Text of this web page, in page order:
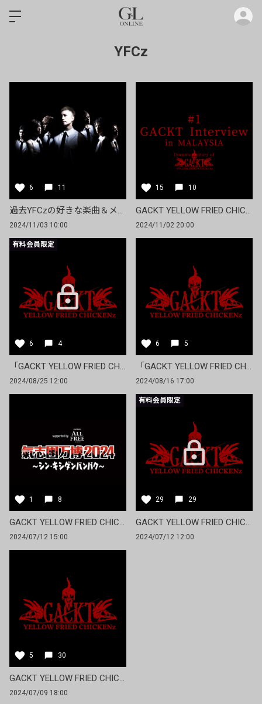
YFCz
6 11
過去YFCzの好きな楽曲＆メンバーアンケート！
2024/11/03 10:00
15 10
GACKT YELLOW FRIED CHICKENz Documentary #1「GACKT Interview in MALAYSIA」
2024/11/02 20:00
有料会員限定
6 4
「GACKT YELLOW FRIED CHICKENz〜紅燐朱舞愁狂乱宴〜」FC先着受付
2024/08/25 12:00
6 5
「GACKT YELLOW FRIED CHICKENz」期間限定活動再開！ticket board先行受付中!
2024/08/16 17:00
1 8
GACKT YELLOW FRIED CHICKENz「氣志團万博2024 ～シン・キシダンバンパク～ supported by ALL FREE」出演決定！
2024/07/12 15:00
有料会員限定
29 29
GACKT YELLOW FRIED CHICKENz 期間限定活動再開！！チケット先行販売開始！
2024/07/12 12:00
5 30
GACKT YELLOW FRIED CHICKENz 7/12 12:00
2024/07/09 18:00